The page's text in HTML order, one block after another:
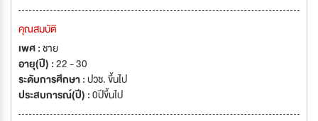
คุณสมบัติ
เพศ :ชาย
อายุ(ปี) :22 - 30
ระดับการศึกษา :ปวช. ขึ้นไป
ประสบการณ์(ปี) :0ปีขึ้นไป